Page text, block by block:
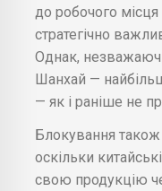
до робочого
стратегічно
Однак,
Шанхай —
— як і раніше не
Блокування
оскільки
свою продукцію